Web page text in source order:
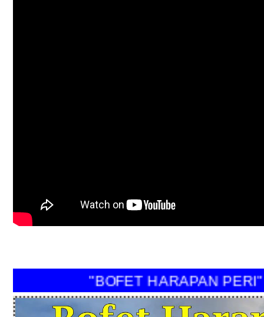
"BOFET HARAPAN